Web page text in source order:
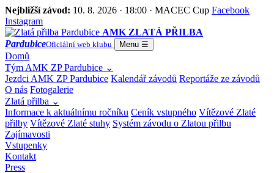
Nejbližší závod: 10. 8. 2026 · 18:00 · MACEC Cup Facebook
Instagram
AMK ZLATÁ PŘILBA
PardubiceOficiální web klubu Menu ☰
Domů
Tým AMK ZP Pardubice ⌄
Jezdci AMK ZP Pardubice Kalendář závodů Reportáže ze závodů
O nás Fotogalerie
Zlatá přilba ⌄
Informace k aktuálnímu ročníku Ceník vstupného Vítězové Zlaté
přilby Vítězové Zlaté stuhy Systém závodu o Zlatou přilbu
Zajímavosti
Vstupenky
Kontakt
Press